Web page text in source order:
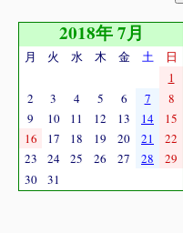
2018年 7月
月 火 水 木 金 土
日
1
2
3 4 5 6 7
8
9
10 11 12 13 14
15
16
17 18 19 20 21
22
23
24 25 26 27 28
29
30
31